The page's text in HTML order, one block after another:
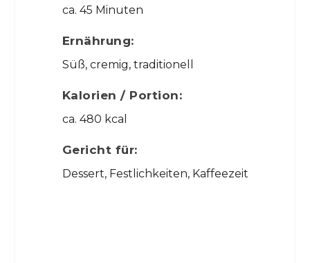
ca. 45 Minuten
Ernährung:
Süß, cremig, traditionell
Kalorien / Portion:
ca. 480 kcal
Gericht für:
Dessert, Festlichkeiten, Kaffeezeit